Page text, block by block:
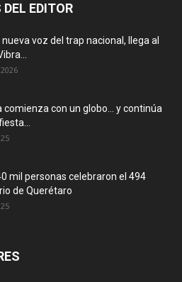
EDITOR
nueva voz del trap nacional, llega al
comienza con un globo… y continúa
mil personas celebraron el 494
de Querétaro